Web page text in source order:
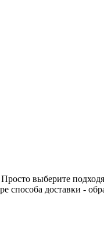
выберите
способа доставки -